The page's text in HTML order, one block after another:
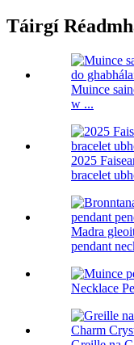
Táirgí
Muince
w ...
2025
bracelet
Madra
pendant
Necklace